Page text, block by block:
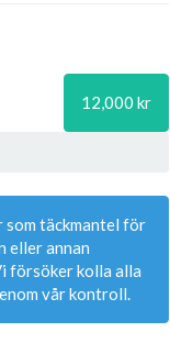
12,000 kr
som täckmantel för
eller annan
försöker kolla alla
vår kontroll.